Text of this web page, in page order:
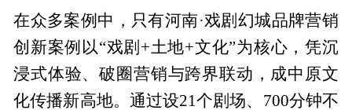
在众多案例中，只有河南·戏剧幻城品牌营销
创新案例以“戏剧+土地+文化”为核心，凭沉
浸式体验、破圈营销与跨界联动，成中原文
化传播新高地。通过设21个剧场、700分钟不